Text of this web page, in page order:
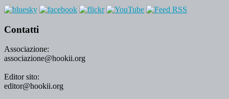
Contatti
Associazione:
associazione@hookii.org
Editor sito:
editor@hookii.org